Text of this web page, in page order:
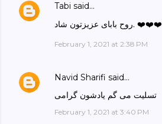
Tabi said…
روح بابای عزیزتون شاد. ❤️❤️❤️
February 1, 2021 at 2:38 PM
Navid Sharifi said…
تسلیت می گم یادشون گرامی
February 1, 2021 at 3:40 PM